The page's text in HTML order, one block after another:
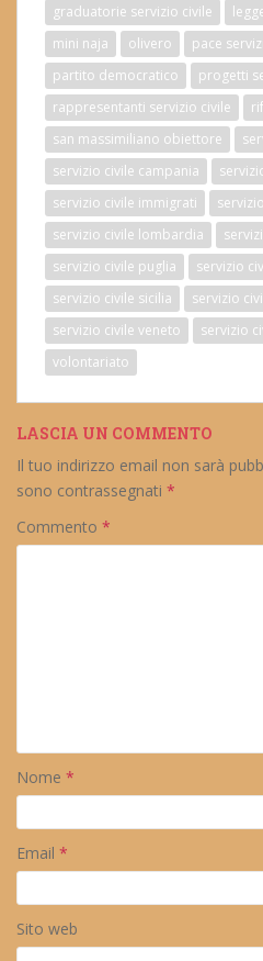
graduatorie servizio civile
mini naja
olivero
pace
partito democratico
progetti
rappresentanti servizio civile
san massimiliano obiettore
servizio civile campania
servizio civile immigrati
servizio civile lombardia
servizio civile puglia
servizio
servizio civile sicilia
servizio
servizio civile veneto
servizio
volontariato
LASCIA UN COMMENTO
Il tuo indirizzo email non sarà
sono contrassegnati *
Commento *
Nome *
Email *
Sito web